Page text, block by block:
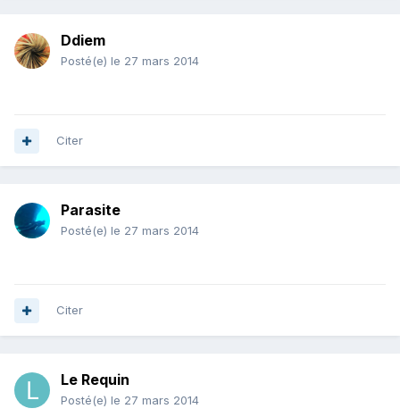
Ddiem
Posté(e) le 27 mars 2014
Citer
Parasite
Posté(e) le 27 mars 2014
Citer
Le Requin
Posté(e) le 27 mars 2014